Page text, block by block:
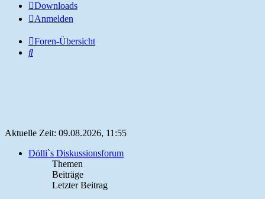
Downloads
Anmelden
Foren-Übersicht
Suche
Aktuelle Zeit: 09.08.2026, 11:55
Dölli`s Diskussionsforum
Themen
Beiträge
Letzter Beitrag